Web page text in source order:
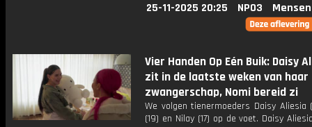
25-11-2025 20:25 NPO3
Vier Handen Op Eén Buik: Daisy
zit in de laatste weken van haar
zwangerschap, Nomi bereid zi
We volgen tienermoeders Daisy Aliesia
(19) en Nilay (17) op de voet. Daisy